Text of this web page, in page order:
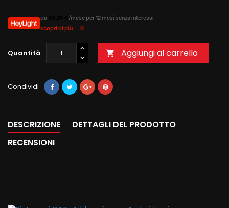
da
/mese per 12 mesi senza interessi
scopri di più
Quantità  Aggiungi al carrello
Condividi
DESCRIZIONE
DETTAGLI DEL PRODOTTO
RECENSIONI